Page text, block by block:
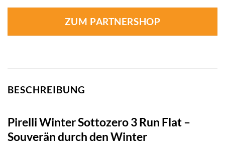
ZUM PARTNERSHOP
BESCHREIBUNG
Pirelli Winter Sottozero 3 Run Flat –
Souverän durch den Winter